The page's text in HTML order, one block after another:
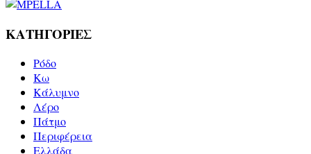
ΚΑΤΗΓΟΡΙΕΣ
Ρόδο
Kω
Κάλυμνο
Λέρο
Πάτμο
Περιφέρεια
Ελλάδα